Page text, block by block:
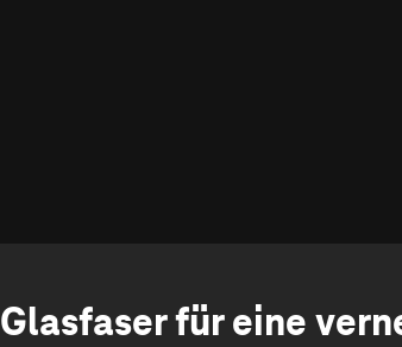
Glasfaser für eine